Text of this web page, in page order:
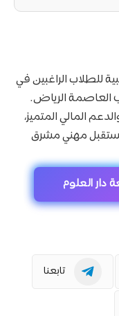
للطلاب الراغبين في
العاصمة الرياض.
المالي المتميز،
مستقبل مهني مشرق
دار العلوم
تابعنا